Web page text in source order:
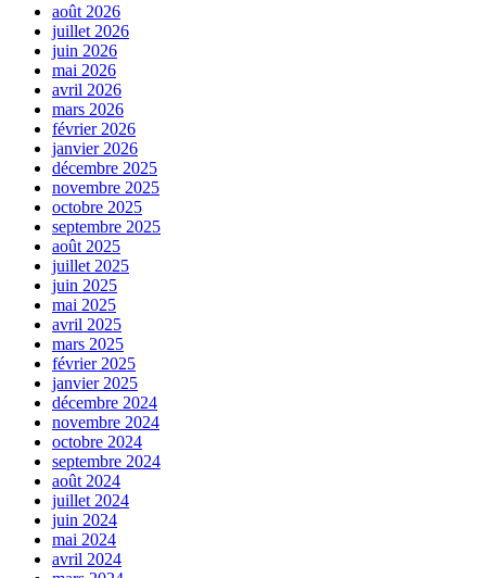
août 2026
juillet 2026
juin 2026
mai 2026
avril 2026
mars 2026
février 2026
janvier 2026
décembre 2025
novembre 2025
octobre 2025
septembre 2025
août 2025
juillet 2025
juin 2025
mai 2025
avril 2025
mars 2025
février 2025
janvier 2025
décembre 2024
novembre 2024
octobre 2024
septembre 2024
août 2024
juillet 2024
juin 2024
mai 2024
avril 2024